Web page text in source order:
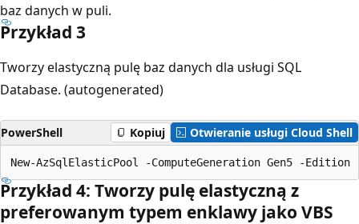
baz danych w puli.
Przykład 3
Tworzy elastyczną pulę baz danych dla usługi SQL
Database. (autogenerated)
PowerShell Kopiuj Otwieranie usługi Cloud Shell
Przykład 4: Tworzy pulę elastyczną z
preferowanym typem enklawy jako VBS